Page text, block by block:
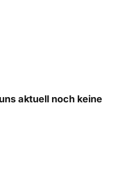
aktuell noch keine